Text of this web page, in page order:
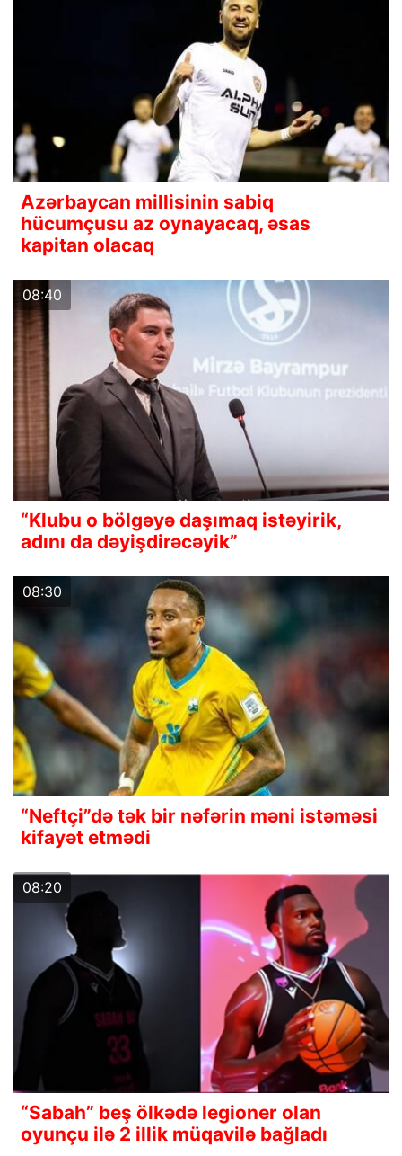
Azərbaycan millisinin sabiq
hücumçusu az oynayacaq, əsas
kapitan olacaq
08:40
“Klubu o bölgəyə daşımaq istəyirik,
adını da dəyişdirəcəyik”
08:30
“Neftçi”də tək bir nəfərin məni istəməsi
kifayət etmədi
08:20
“Sabah” beş ölkədə legioner olan
oyunçu ilə 2 illik müqavilə bağladı